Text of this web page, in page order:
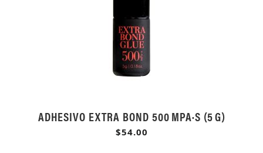
ADHESIVO EXTRA BOND 500 MPA·S (5 G)
$54.00